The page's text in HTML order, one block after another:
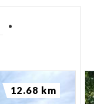
12.68 km